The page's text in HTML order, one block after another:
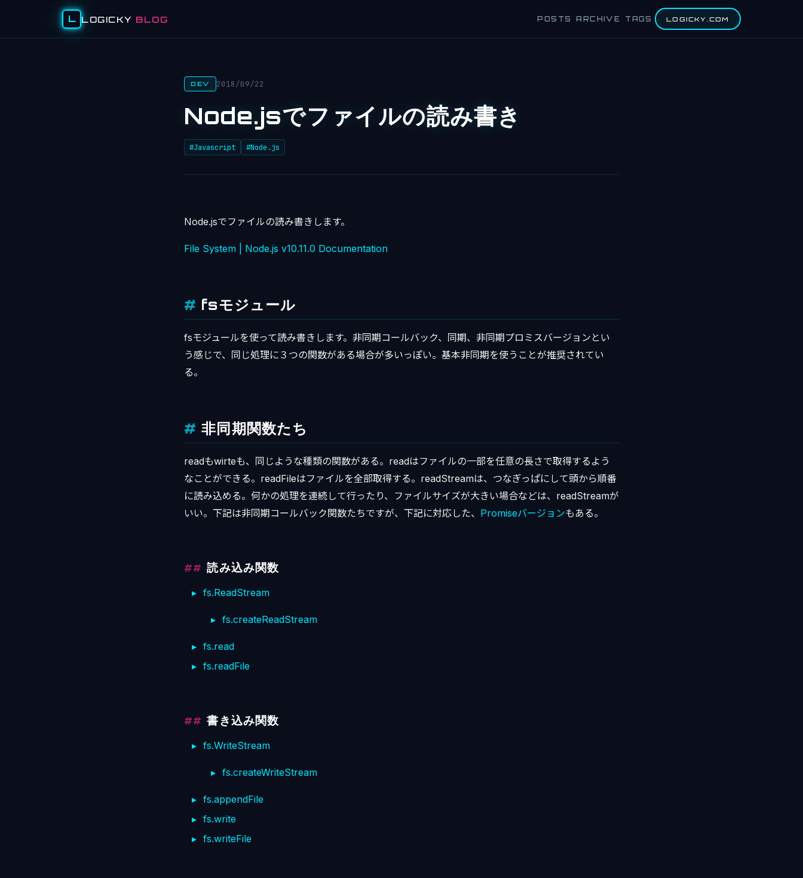
L LOGICKY BLOG POSTS ARCHIVE TAGS LOGICKY.COM
DEV 2018/09/22
Node.jsでファイルの読み書き
#Javascript #Node.js
Node.jsでファイルの読み書きします。
File System | Node.js v10.11.0 Documentation
fsモジュール
fsモジュールを使って読み書きします。非同期コールバック、同期、非同期プロミスバージョンとい
う感じで、同じ処理に３つの関数がある場合が多いっぽい。基本非同期を使うことが推奨されてい
る。
非同期関数たち
readもwirteも、同じような種類の関数がある。readはファイルの一部を任意の長さで取得するよう
なことができる。readFileはファイルを全部取得する。readStreamは、つなぎっぱにして頭から順番
に読み込める。何かの処理を連続して行ったり、ファイルサイズが大きい場合などは、readStreamが
いい。下記は非同期コールバック関数たちですが、下記に対応した、 Promiseバージョンもある。
読み込み関数
fs.ReadStream
fs.createReadStream
fs.read
fs.readFile
書き込み関数
fs.WriteStream
fs.createWriteStream
fs.appendFile
fs.write
fs.writeFile